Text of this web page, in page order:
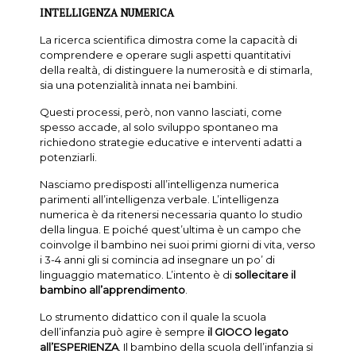
INTELLIGENZA NUMERICA
La ricerca scientifica dimostra come la capacità di
comprendere e operare sugli aspetti quantitativi
della realtà, di distinguere la numerosità e di stimarla,
sia una potenzialità innata nei bambini.
Questi processi, però, non vanno lasciati, come
spesso accade, al solo sviluppo spontaneo ma
richiedono strategie educative e interventi adatti a
potenziarli.
Nasciamo predisposti all’intelligenza numerica
parimenti all’intelligenza verbale. L’intelligenza
numerica è da ritenersi necessaria quanto lo studio
della lingua. E poiché quest’ultima è un campo che
coinvolge il bambino nei suoi primi giorni di vita, verso
i 3-4 anni gli si comincia ad insegnare un po’ di
linguaggio matematico. L’intento è di sollecitare il
bambino all’apprendimento.
Lo strumento didattico con il quale la scuola
dell’infanzia può agire è sempre il GIOCO legato
all’ESPERIENZA. Il bambino della scuola dell’infanzia si